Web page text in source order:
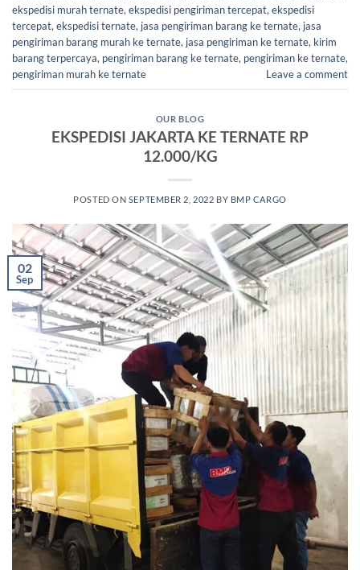
ekspedisi murah ternate, ekspedisi pengiriman tercepat, ekspedisi
tercepat, ekspedisi ternate, jasa pengiriman barang ke ternate, jasa
pengiriman barang murah ke ternate, jasa pengiriman ke ternate, kirim
barang terpercaya, pengiriman barang ke ternate, pengiriman ke ternate,
pengiriman murah ke ternate
Leave a comment
OUR BLOG
EKSPEDISI JAKARTA KE TERNATE RP
12.000/KG
POSTED ON SEPTEMBER 2, 2022 BY BMP CARGO
02
Sep